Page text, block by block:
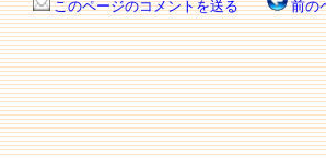
このページのコメントを送る 前の